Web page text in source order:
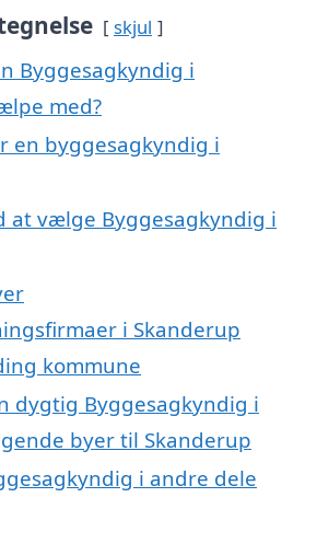
skjul
Byggesagkyndig i
med?
en byggesagkyndig i
at vælge Byggesagkyndig i
i Skanderup
kommune
dygtig Byggesagkyndig i
byer til Skanderup
i andre dele